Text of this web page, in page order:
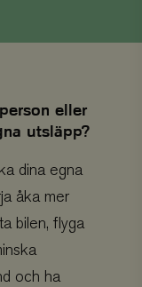
eller
utsläpp?
dina egna
åka mer
bilen, flyga
och ha